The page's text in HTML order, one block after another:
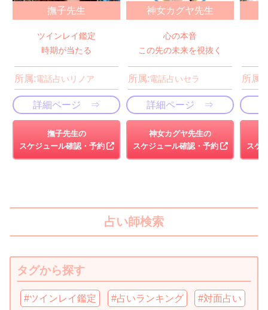
撫子先生
ツインレイ鑑定
時期が当たる
所属:電話占いリノア
詳細ページ ⇒
撫子先生の
スケジュール確認・予約
神女カグヤ先生
心の本音
この先の未来を視抜く
所属:電話占いセラ
詳細ページ ⇒
神女カグヤ先生の
スケジュール確認・予約
所属:
スケ
占い師検索
タグから探す
#ツインレイ鑑定 #占いランキング #対面占い